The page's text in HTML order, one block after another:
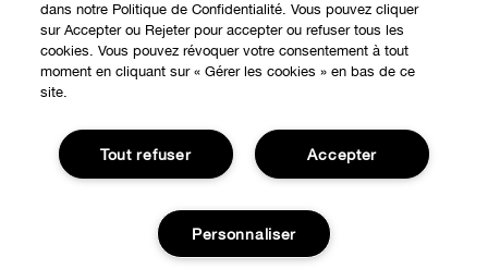
EXPÉRIENCE EN LIGNE
dans notre Politique de Confidentialité. Vous pouvez cliquer
sur Accepter ou Rejeter pour accepter ou refuser tous les
cookies. Vous pouvez révoquer votre consentement à tout
moment en cliquant sur « Gérer les cookies » en bas de ce
site.
Accepter
Tout refuser
Personnaliser